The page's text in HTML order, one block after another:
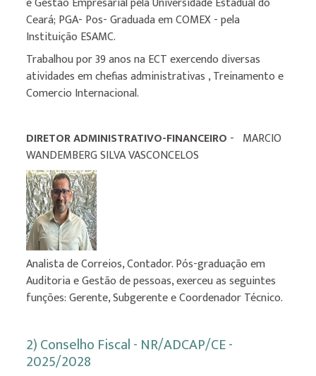
Ceará; PGA- Pos- Graduada em COMEX - pela
Instituição ESAMC.
Trabalhou por 39 anos na ECT exercendo diversas
atividades em chefias administrativas , Treinamento e
Comercio Internacional.
DIRETOR ADMINISTRATIVO-FINANCEIRO - MARCIO
WANDEMBERG SILVA VASCONCELOS
Analista de Correios, Contador. Pós-graduação em
Auditoria e Gestão de pessoas, exerceu as seguintes
funções: Gerente, Subgerente e Coordenador Técnico.
2) Conselho Fiscal - NR/ADCAP/CE -
2025/2028